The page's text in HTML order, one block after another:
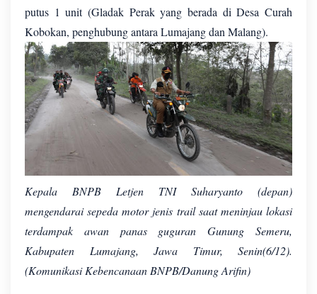
putus 1 unit (Gladak Perak yang berada di Desa Curah
Kobokan, penghubung antara Lumajang dan Malang).
Kepala BNPB Letjen TNI Suharyanto (depan)
mengendarai sepeda motor jenis trail saat meninjau lokasi
terdampak awan panas guguran Gunung Semeru,
Kabupaten Lumajang, Jawa Timur, Senin(6/12).
(Komunikasi Kebencanaan BNPB/Danung Arifin)